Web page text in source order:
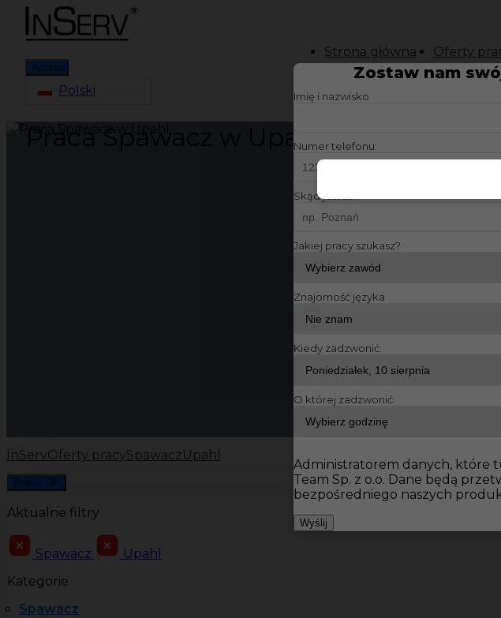
Strona główna Oferty
Aplikuj
Polski
Praca Spawacz w Upahl
InServOferty pracySpawaczUpahl
Pokaż filtr
Aktualne filtry
Spawacz
Upahl
Kategorie
Spawacz
Zostaw nam
Imię i nazwisko
Numer telefonu:
Skąd jesteś?:
Jakiej pracy szukasz?
Znajomość języka
Kiedy zadzwonić:
O której zadzwonić:
Administratorem danych, które
Team Sp. z o.o. Dane będą
bezpośredniego naszych
Wyślij